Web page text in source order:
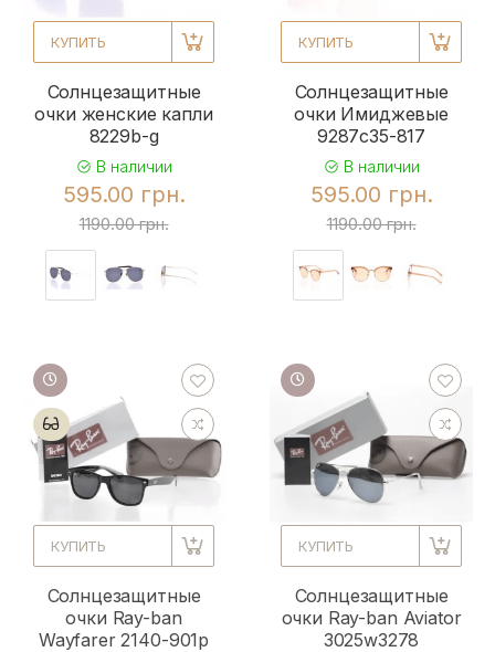
КУПИТЬ
Солнцезащитные
очки женские капли
8229b-g
В наличии
595.00 грн.
1190.00 грн.
КУПИТЬ
Солнцезащитные
очки Имиджевые
9287c35-817
В наличии
595.00 грн.
1190.00 грн.
КУПИТЬ
Солнцезащитные
очки Ray-ban
Wayfarer 2140-901p
КУПИТЬ
Солнцезащитные
очки Ray-ban Aviator
3025w3278